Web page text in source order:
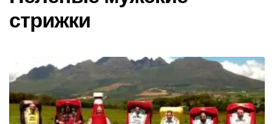
стрижки